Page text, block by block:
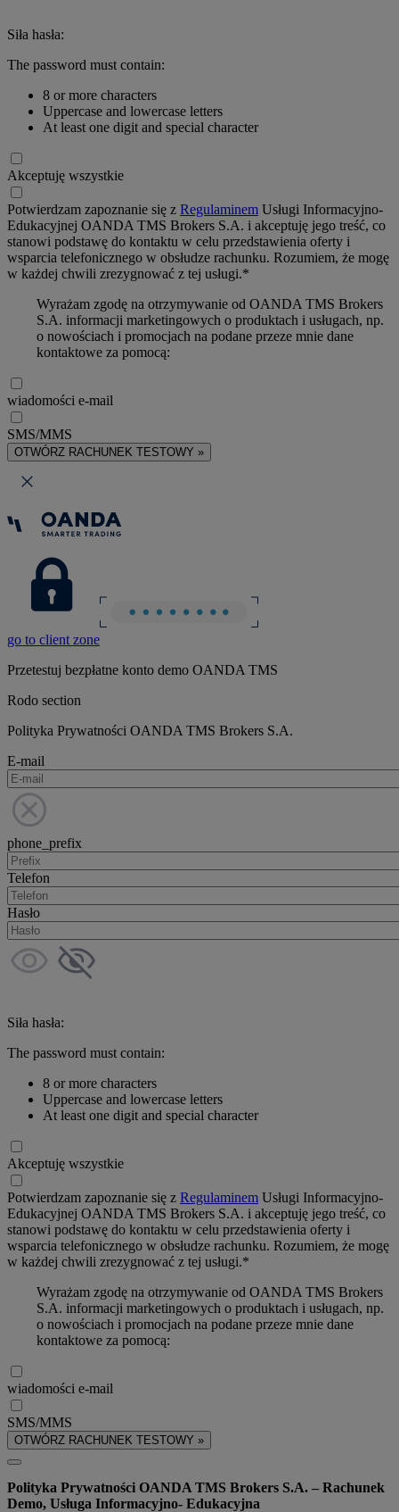
Siła hasła:
The password must contain:
8 or more characters
Uppercase and lowercase letters
At least one digit and special character
Akceptuję wszystkie
Potwierdzam zapoznanie się z Regulaminem Usługi Informacyjno-
Edukacyjnej OANDA TMS Brokers S.A. i akceptuję jego treść, co
stanowi podstawę do kontaktu w celu przedstawienia oferty i
wsparcia telefonicznego w obsłudze rachunku. Rozumiem, że mogę
w każdej chwili zrezygnować z tej usługi.*
Wyrażam zgodę na otrzymywanie od OANDA TMS Brokers
S.A. informacji marketingowych o produktach i usługach, np.
o nowościach i promocjach na podane przeze mnie dane
kontaktowe za pomocą:
wiadomości e-mail
SMS/MMS
OTWÓRZ RACHUNEK TESTOWY »
go to client zone
Przetestuj bezpłatne konto demo OANDA TMS
Rodo section
Polityka Prywatności OANDA TMS Brokers S.A.
E-mail
phone_prefix
Telefon
Hasło
Siła hasła:
The password must contain:
8 or more characters
Uppercase and lowercase letters
At least one digit and special character
Akceptuję wszystkie
Potwierdzam zapoznanie się z Regulaminem Usługi Informacyjno-
Edukacyjnej OANDA TMS Brokers S.A. i akceptuję jego treść, co
stanowi podstawę do kontaktu w celu przedstawienia oferty i
wsparcia telefonicznego w obsłudze rachunku. Rozumiem, że mogę
w każdej chwili zrezygnować z tej usługi.*
Wyrażam zgodę na otrzymywanie od OANDA TMS Brokers
S.A. informacji marketingowych o produktach i usługach, np.
o nowościach i promocjach na podane przeze mnie dane
kontaktowe za pomocą:
wiadomości e-mail
SMS/MMS
OTWÓRZ RACHUNEK TESTOWY »
Polityka Prywatności OANDA TMS Brokers S.A. – Rachunek
Demo, Usługa Informacyjno- Edukacyjna